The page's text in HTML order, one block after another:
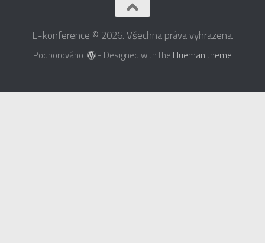
E-konference © 2026. Všechna práva vyhrazena.
Podporováno - Designed with the Hueman theme